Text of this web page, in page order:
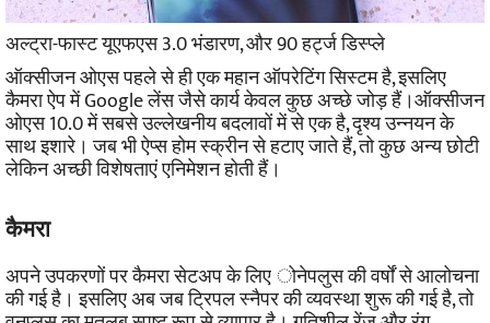
अल्ट्रा-फास्ट यूएफएस 3.0 भंडारण, और 90 हर्ट्ज डिस्प्ले
ऑक्सीजन ओएस पहले से ही एक महान ऑपरेटिंग सिस्टम है, इसलिए
कैमरा ऐप में Google लेंस जैसे कार्य केवल कुछ अच्छे जोड़ हैं।ऑक्सीजन
ओएस 10.0 में सबसे उल्लेखनीय बदलावों में से एक है, दृश्य उन्नयन के
साथ इशारे। जब भी ऐप्स होम स्क्रीन से हटाए जाते हैं, तो कुछ अन्य छोटी
लेकिन अच्छी विशेषताएं एनिमेशन होती हैं।
कैमरा
अपने उपकरणों पर कैमरा सेटअप के लिए ोनेपलुस की वर्षों से आलोचना
की गई है। इसलिए अब जब ट्रिपल स्नैपर की व्यवस्था शुरू की गई है, तो